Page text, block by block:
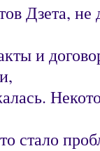
Дзета, не
и
стало